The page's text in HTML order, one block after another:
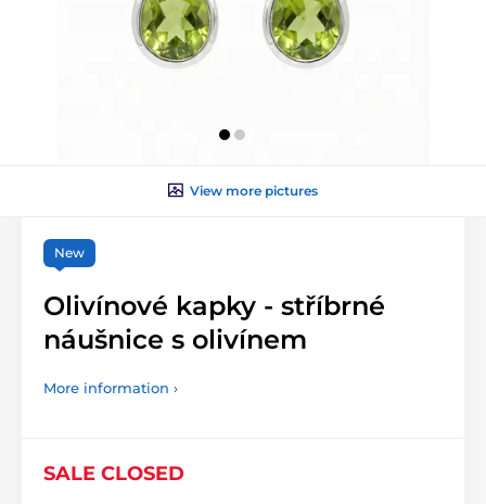
View more pictures
New
Olivínové kapky - stříbrné
náušnice s olivínem
More information ›
SALE CLOSED